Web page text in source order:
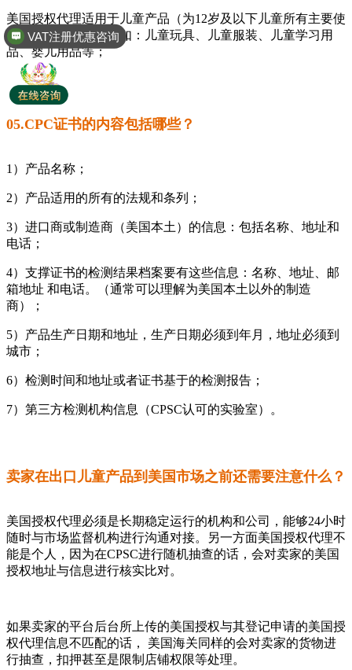
美国授权代理适用于儿童产品（为12岁及以下儿童所有主要使
用者的消费品），例如：儿童玩具、儿童服装、儿童学习用
品、婴儿用品等；
05.CPC证书的内容包括哪些？
1）产品名称；
2）产品适用的所有的法规和条列；
3）进口商或制造商（美国本土）的信息：包括名称、地址和
电话；
4）支撑证书的检测结果档案要有这些信息：名称、地址、邮
箱地址 和电话。（通常可以理解为美国本土以外的制造
商）；
5）产品生产日期和地址，生产日期必须到年月，地址必须到
城市；
6）检测时间和地址或者证书基于的检测报告；
7）第三方检测机构信息（CPSC认可的实验室）。
卖家在出口儿童产品到美国市场之前还需要注意什么？
美国授权代理必须是长期稳定运行的机构和公司，能够24小时
随时与市场监督机构进行沟通对接。另一方面美国授权代理不
能是个人，因为在CPSC进行随机抽查的话，会对卖家的美国
授权地址与信息进行核实比对。
如果卖家的平台后台所上传的美国授权与其登记申请的美国授
权代理信息不匹配的话， 美国海关同样的会对卖家的货物进
行抽查，扣押甚至是限制店铺权限等处理。
全球商标专利注册